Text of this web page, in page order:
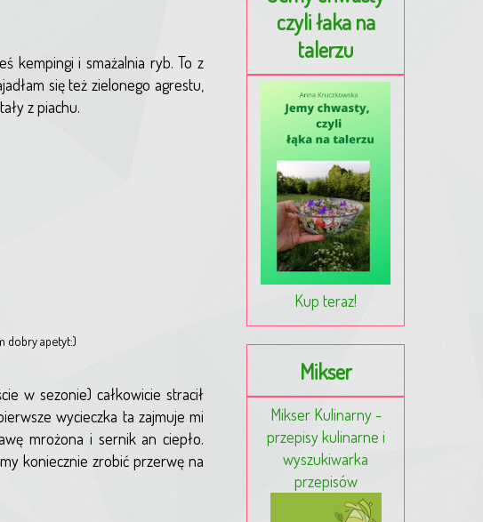
kempingi i smażalnia ryb. To z
się też zielonego agrestu,
z piachu.
dobry apetyt:)
w sezonie) całkowicie stracił
wycieczka ta zajmuje mi
mrożona i sernik an ciepło.
koniecznie zrobić przerwę na
czyli łaka na
talerzu
Kup teraz!
Mikser
Mikser Kulinarny -
przepisy kulinarne i
wyszukiwarka
przepisów